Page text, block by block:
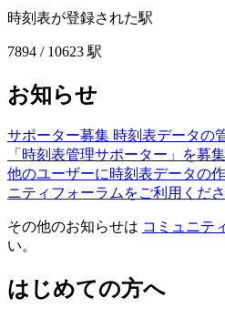
時刻表が登録された駅
7894 / 10623 駅
お知らせ
サポーター募集 時刻表データの
「時刻表管理サポーター」を募
他のユーザーに時刻表データの
ニティフォーラムをご利用くださ
その他のお知らせは コミュニテ
い。
はじめての方へ